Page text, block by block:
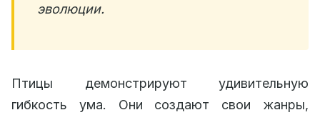
эволюции.
Птицы демонстрируют удивительную
гибкость ума. Они создают свои жанры,